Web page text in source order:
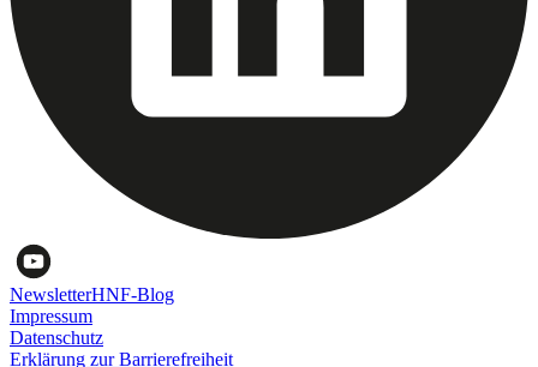
NewsletterHNF-Blog
Impressum
Datenschutz
Erklärung zur Barrierefreiheit